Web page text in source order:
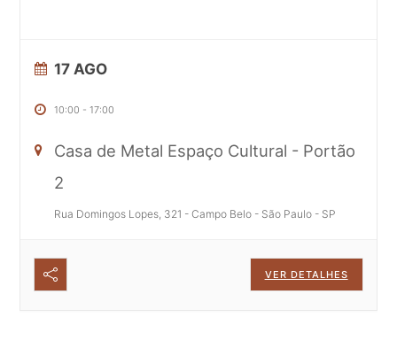
17 AGO
10:00 -17:00
Casa de Metal Espaço Cultural - Portão
2
Rua Domingos Lopes, 321 - Campo Belo - São Paulo - SP
VER DETALHES